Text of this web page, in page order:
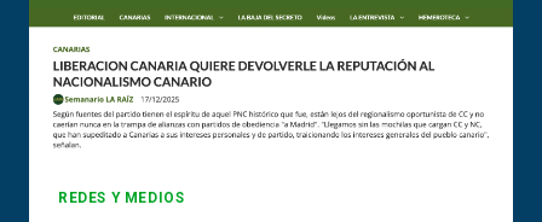
REDES Y MEDIOS